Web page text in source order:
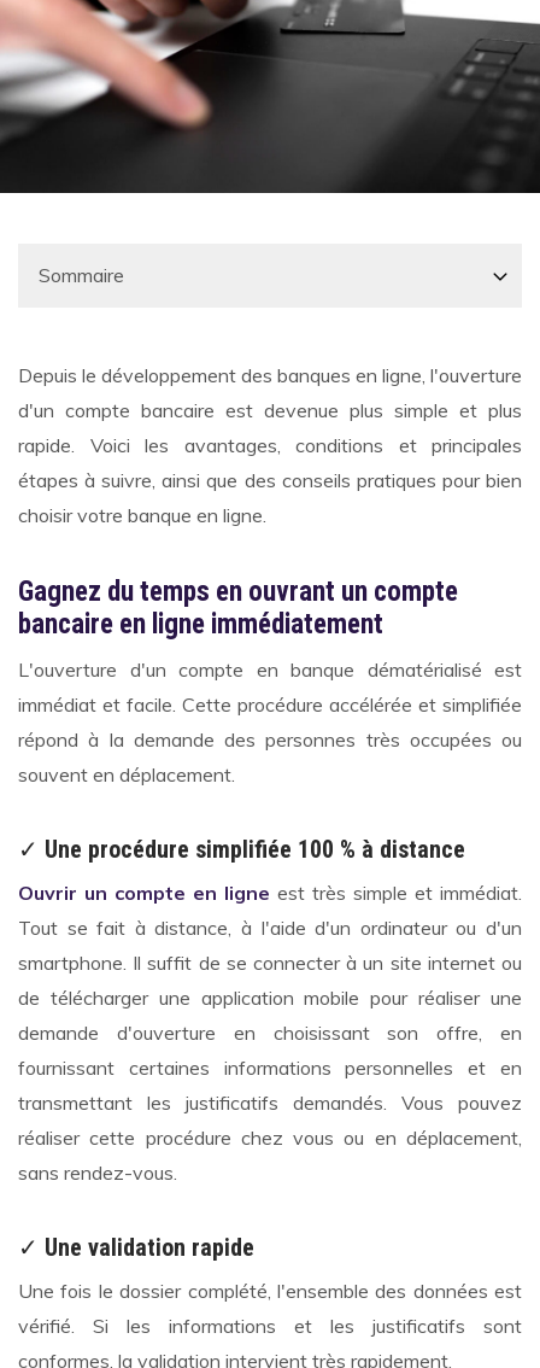
Depuis le développement des banques en ligne, l'ouverture
d'un compte bancaire est devenue plus simple et plus
rapide. Voici les avantages, conditions et principales
étapes à suivre, ainsi que des conseils pratiques pour bien
choisir votre banque en ligne.
Gagnez du temps en ouvrant un compte
bancaire en ligne immédiatement
L'ouverture d'un compte en banque dématérialisé est
immédiat et facile. Cette procédure accélérée et simplifiée
répond à la demande des personnes très occupées ou
souvent en déplacement.
✓ Une procédure simplifiée 100 % à distance
Ouvrir un compte en ligne est très simple et immédiat.
Tout se fait à distance, à l'aide d'un ordinateur ou d'un
smartphone. Il suffit de se connecter à un site internet ou
de télécharger une application mobile pour réaliser une
demande d'ouverture en choisissant son offre, en
fournissant certaines informations personnelles et en
transmettant les justificatifs demandés. Vous pouvez
réaliser cette procédure chez vous ou en déplacement,
sans rendez-vous.
✓ Une validation rapide
Une fois le dossier complété, l'ensemble des données est
vérifié. Si les informations et les justificatifs sont
conformes, la validation intervient très rapidement.